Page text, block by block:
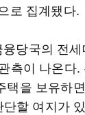
로 집계됐다.
당국의 전
측이 나온다.
택을 보유하
단할 여지가